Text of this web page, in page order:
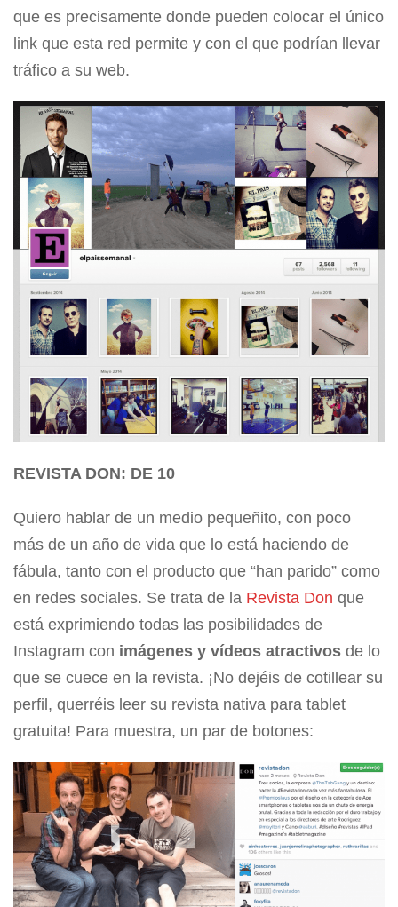
que es precisamente donde pueden colocar el único
link que esta red permite y con el que podrían llevar
tráfico a su web.
REVISTA DON: DE 10
Quiero hablar de un medio pequeñito, con poco
más de un año de vida que lo está haciendo de
fábula, tanto con el producto que “han parido” como
en redes sociales. Se trata de la Revista Don que
está exprimiendo todas las posibilidades de
Instagram con imágenes y vídeos atractivos de lo
que se cuece en la revista. ¡No dejéis de cotillear su
perfil, querréis leer su revista nativa para tablet
gratuita! Para muestra, un par de botones: